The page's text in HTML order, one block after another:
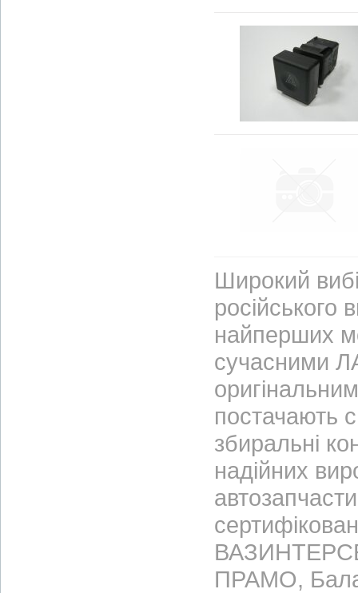
Широкий
найперших
сучасними
постачають
збиральні
надійних
ПРАМО,